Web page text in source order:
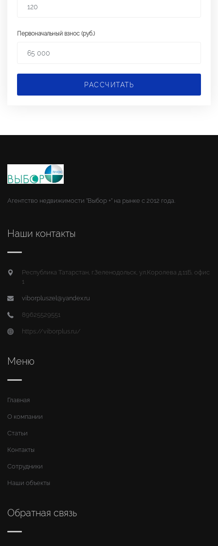
Первоначальный взнос (руб.)
РАССЧИТАТЬ
Агентство недвижимости "Выбор +" на рынке с 2012 года.
Наши контакты
Республика Татарстан, г.Зеленодольск, ул.Королева д.11Б, офис
1
viborpluszel@yandex.ru
89625529551
https://viborplus.ru/
Меню
Главная
О компании
Статьи
Контакты
Сотрудники
Наши объекты
Обратная связь